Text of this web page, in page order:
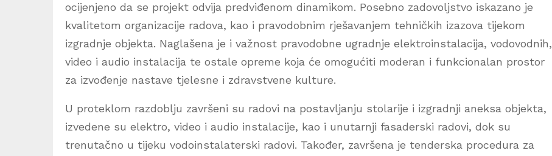
ocijenjeno da se projekt odvija predviđenom dinamikom. Posebno zadovoljstvo iskazano je
kvalitetom organizacije radova, kao i pravodobnim rješavanjem tehničkih izazova tijekom
izgradnje objekta. Naglašena je i važnost pravodobne ugradnje elektroinstalacija, vodovodnih,
video i audio instalacija te ostale opreme koja će omogućiti moderan i funkcionalan prostor
za izvođenje nastave tjelesne i zdravstvene kulture.
U proteklom razdoblju završeni su radovi na postavljanju stolarije i izgradnji aneksa objekta,
izvedene su elektro, video i audio instalacije, kao i unutarnji fasaderski radovi, dok su
trenutačno u tijeku vodoinstalaterski radovi. Također, završena je tenderska procedura za